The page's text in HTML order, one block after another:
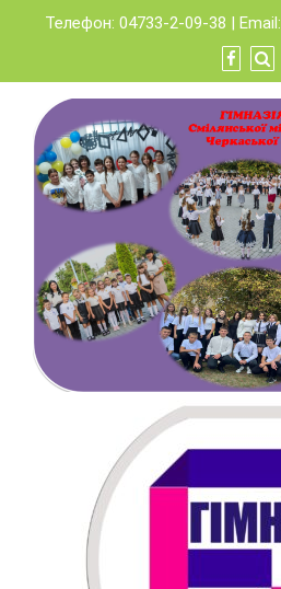
content
Телефон: 04733-2-09-38 | Email: